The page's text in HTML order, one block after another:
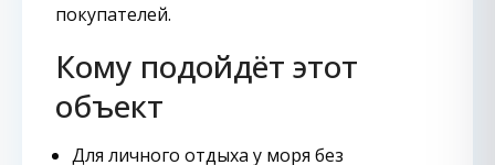
покупателей.
Кому подойдёт этот
объект
Для личного отдыха у моря без